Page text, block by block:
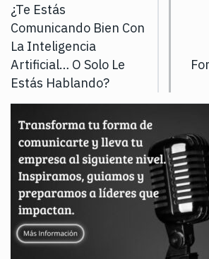
¿Te Estás
Comunicando Bien Con
La Inteligencia
Artificial… O Solo Le
Estás Hablando?